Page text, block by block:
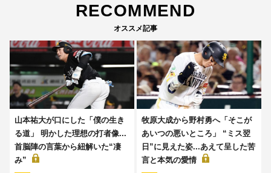
RECOMMEND
オススメ記事
山本祐大が口にした「僕の生き
る道」 明かした理想の打者像...
首脳陣の言葉から紐解いた“凄
み”
牧原大成から野村勇へ「そこが
あいつの悪いところ」 “ミス翌
日”に見えた姿...あえて呈した苦
言と本気の愛情